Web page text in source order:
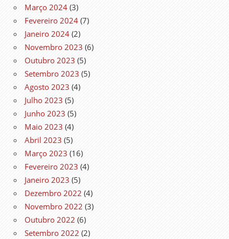
Março 2024 (3)
Fevereiro 2024 (7)
Janeiro 2024 (2)
Novembro 2023 (6)
Outubro 2023 (5)
Setembro 2023 (5)
Agosto 2023 (4)
Julho 2023 (5)
Junho 2023 (5)
Maio 2023 (4)
Abril 2023 (5)
Março 2023 (16)
Fevereiro 2023 (4)
Janeiro 2023 (5)
Dezembro 2022 (4)
Novembro 2022 (3)
Outubro 2022 (6)
Setembro 2022 (2)